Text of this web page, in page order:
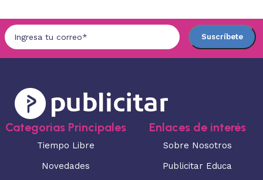
Categorias Principales
Tiempo Libre
Novedades
Enlaces de interés
Sobre Nosotros
Publicitar Educa